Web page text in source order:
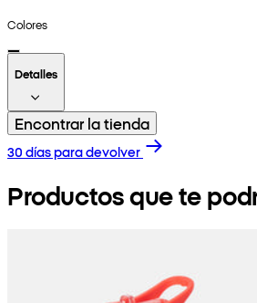
Colores
Detalles
Encontrar la tienda
30 días para devolver
Productos que te